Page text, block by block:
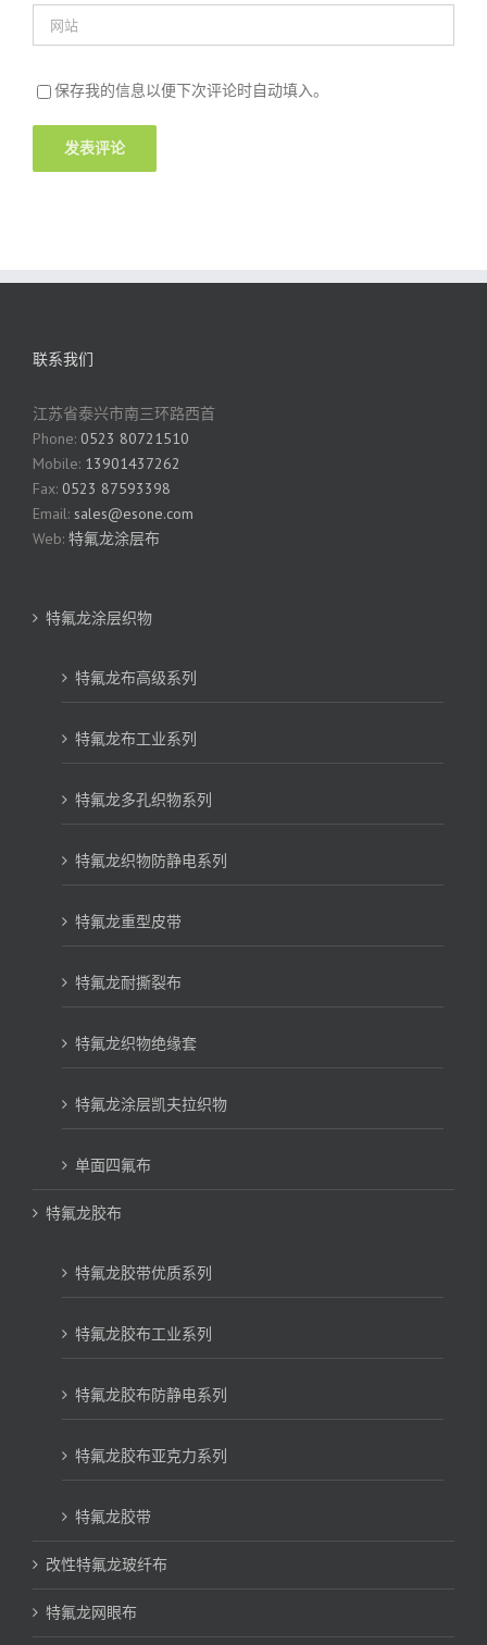
保存我的信息以便下次评论时自动填入。
联系我们
江苏省泰兴市南三环路西首
Phone: 0523 80721510
Mobile: 13901437262
Fax: 0523 87593398
Email: sales@esone.com
Web: 特氟龙涂层布
特氟龙涂层织物
特氟龙布高级系列
特氟龙布工业系列
特氟龙多孔织物系列
特氟龙织物防静电系列
特氟龙重型皮带
特氟龙耐撕裂布
特氟龙织物绝缘套
特氟龙涂层凯夫拉织物
单面四氟布
特氟龙胶布
特氟龙胶带优质系列
特氟龙胶布工业系列
特氟龙胶布防静电系列
特氟龙胶布亚克力系列
特氟龙胶带
改性特氟龙玻纤布
特氟龙网眼布